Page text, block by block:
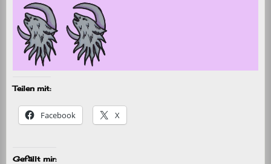
Teilen mit:
Facebook X
Gefällt mir: